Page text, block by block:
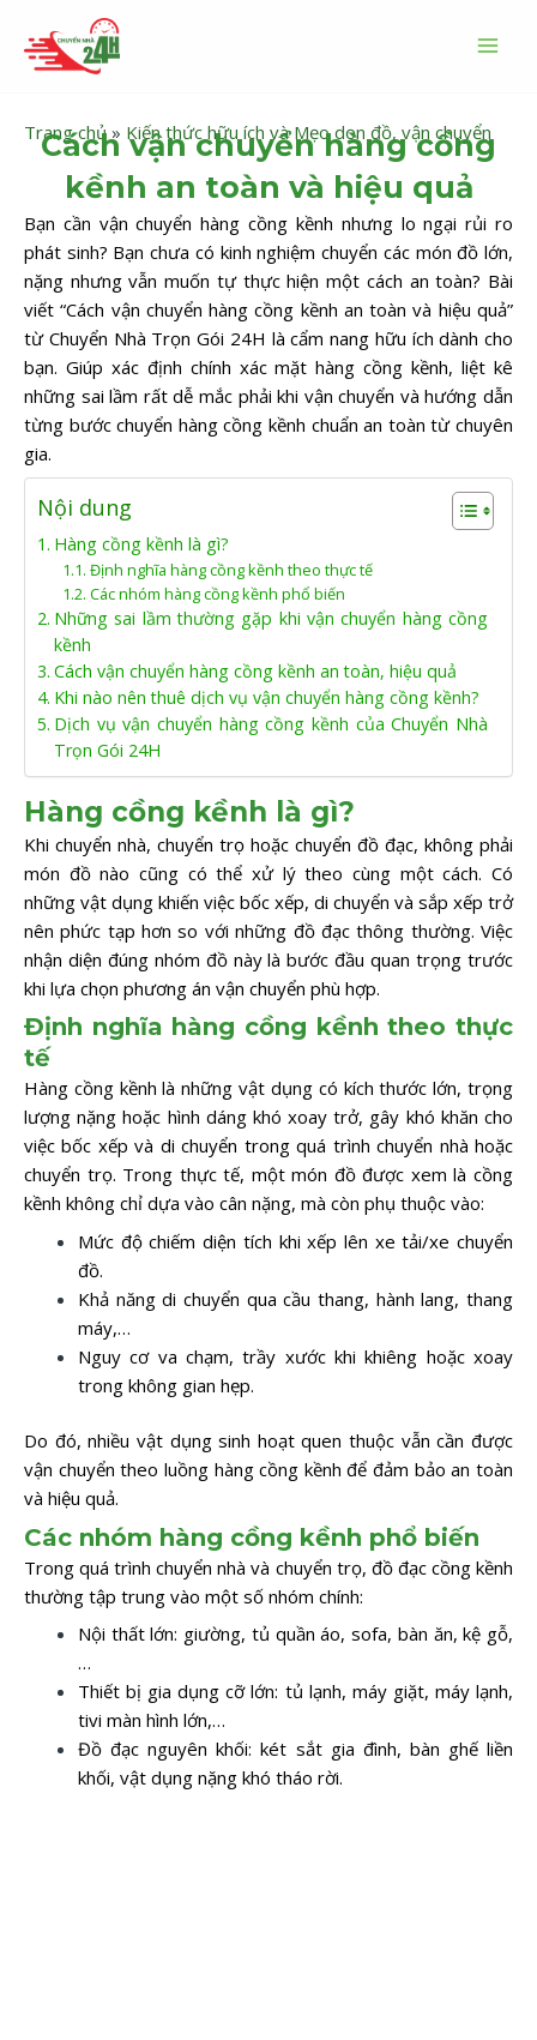
Trang chủ » Kiến thức hữu ích và Mẹo dọn đồ, vận chuyển
Cách vận chuyển hàng cồng
kềnh an toàn và hiệu quả
Bạn cần vận chuyển hàng cồng kềnh nhưng lo ngại rủi ro
phát sinh? Bạn chưa có kinh nghiệm chuyển các món đồ lớn,
nặng nhưng vẫn muốn tự thực hiện một cách an toàn? Bài
viết “Cách vận chuyển hàng cồng kềnh an toàn và hiệu quả”
từ Chuyển Nhà Trọn Gói 24H là cẩm nang hữu ích dành cho
bạn. Giúp xác định chính xác mặt hàng cồng kềnh, liệt kê
những sai lầm rất dễ mắc phải khi vận chuyển và hướng dẫn
từng bước chuyển hàng cồng kềnh chuẩn an toàn từ chuyên
gia.
Nội dung
Hàng cồng kềnh là gì?
Định nghĩa hàng cồng kềnh theo thực tế
Các nhóm hàng cồng kềnh phổ biến
Những sai lầm thường gặp khi vận chuyển hàng cồng
kềnh
Cách vận chuyển hàng cồng kềnh an toàn, hiệu quả
Khi nào nên thuê dịch vụ vận chuyển hàng cồng kềnh?
Dịch vụ vận chuyển hàng cồng kềnh của Chuyển Nhà
Trọn Gói 24H
Hàng cồng kềnh là gì?
Khi chuyển nhà, chuyển trọ hoặc chuyển đồ đạc, không phải
món đồ nào cũng có thể xử lý theo cùng một cách. Có
những vật dụng khiến việc bốc xếp, di chuyển và sắp xếp trở
nên phức tạp hơn so với những đồ đạc thông thường. Việc
nhận diện đúng nhóm đồ này là bước đầu quan trọng trước
khi lựa chọn phương án vận chuyển phù hợp.
Định nghĩa hàng cồng kềnh theo thực
tế
Hàng cồng kềnh là những vật dụng có kích thước lớn, trọng
lượng nặng hoặc hình dáng khó xoay trở, gây khó khăn cho
việc bốc xếp và di chuyển trong quá trình chuyển nhà hoặc
chuyển trọ. Trong thực tế, một món đồ được xem là cồng
kềnh không chỉ dựa vào cân nặng, mà còn phụ thuộc vào:
Mức độ chiếm diện tích khi xếp lên xe tải/xe chuyển
đồ.
Khả năng di chuyển qua cầu thang, hành lang, thang
máy,…
Nguy cơ va chạm, trầy xước khi khiêng hoặc xoay
trong không gian hẹp.
Do đó, nhiều vật dụng sinh hoạt quen thuộc vẫn cần được
vận chuyển theo luồng hàng cồng kềnh để đảm bảo an toàn
và hiệu quả.
Các nhóm hàng cồng kềnh phổ biến
Trong quá trình chuyển nhà và chuyển trọ, đồ đạc cồng kềnh
thường tập trung vào một số nhóm chính:
Nội thất lớn: giường, tủ quần áo, sofa, bàn ăn, kệ gỗ,
…
Thiết bị gia dụng cỡ lớn: tủ lạnh, máy giặt, máy lạnh,
tivi màn hình lớn,…
Đồ đạc nguyên khối: két sắt gia đình, bàn ghế liền
khối, vật dụng nặng khó tháo rời.